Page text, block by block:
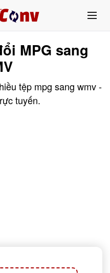
MPG sang
tệp mpg sang wmv -
tuyến.